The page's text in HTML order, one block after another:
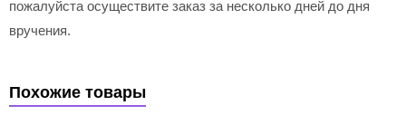
пожалуйста осуществите заказ за несколько дней до дня
вручения.
Похожие товары